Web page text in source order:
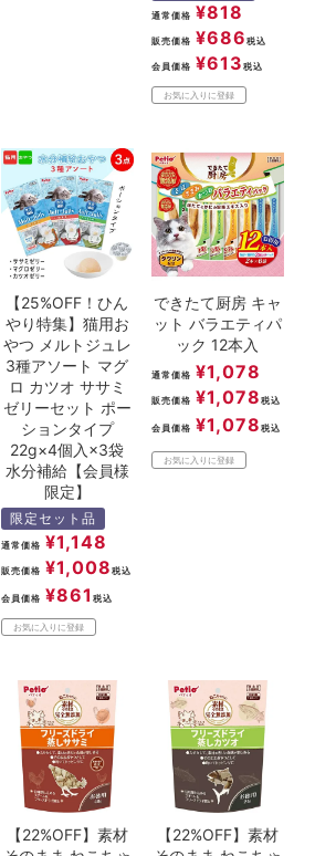
通常価格 ¥818
販売価格 ¥686 税込
会員価格 ¥613 税込
お気に入りに登録
【25%OFF！ひん
やり特集】猫用お
やつ メルトジュレ
3種アソート マグ
ロ カツオ ササミ
ゼリーセット ポー
ションタイプ
22g×4個入×3袋
水分補給【会員様
限定】
限定セット品
通常価格 ¥1,148
販売価格 ¥1,008 税込
会員価格 ¥861 税込
お気に入りに登録
できたて厨房 キャ
ット バラエティパ
ック 12本入
通常価格 ¥1,078
販売価格 ¥1,078 税込
会員価格 ¥1,078 税込
お気に入りに登録
【22%OFF】素材
【22%OFF】素材